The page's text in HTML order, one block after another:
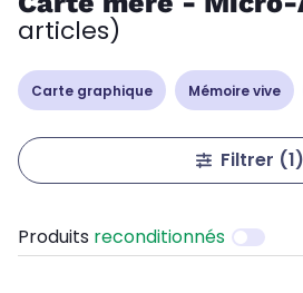
articles)
Carte graphique Mémoire vive
Filtrer (1)
Produits reconditionnés